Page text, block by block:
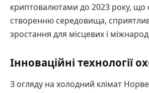
криптовалютами до 2023 року, що
створенню середовища,
зростання для місцевих і
Інноваційні технології
З огляду на холодний клімат